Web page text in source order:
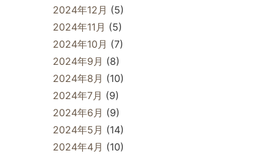
2024年12月 (5)
2024年11月 (5)
2024年10月 (7)
2024年9月 (8)
2024年8月 (10)
2024年7月 (9)
2024年6月 (9)
2024年5月 (14)
2024年4月 (10)